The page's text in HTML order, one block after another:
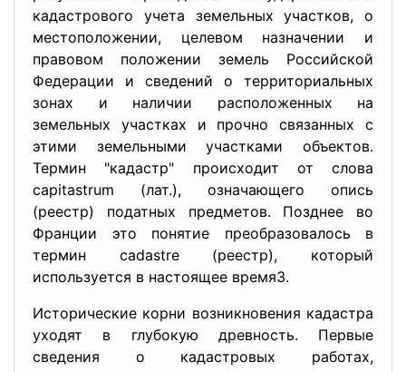
кадастрового учета земельных участков, о
местоположении, целевом назначении и
правовом положении земель Российской
Федерации и сведений о территориальных
зонах и наличии расположенных на
земельных участках и прочно связанных с
этими земельными участками объектов.
Термин "кадастр" происходит от слова
capitastrum (лат.), означающего опись
(реестр) податных предметов. Позднее во
Франции это понятие преобразовалось в
термин cadastre (реестр), который
используется в настоящее время3.
Исторические корни возникновения кадастра
уходят в глубокую древность. Первые
сведения о кадастровых работах,